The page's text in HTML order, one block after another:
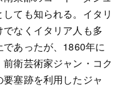
ても知られる。イタリ
なくイタリア人も多
あったが、1860年に
衛芸術家ジャン・コク
要塞跡を利用したジャ